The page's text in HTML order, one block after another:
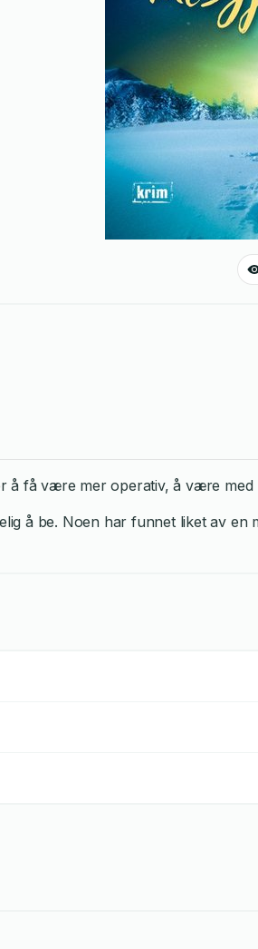
å få være mer operativ, å være med
å be. Noen har funnet liket av